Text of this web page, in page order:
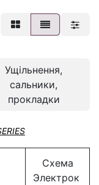
Ущільнення,
сальники,
прокладки
Схема
Электрок